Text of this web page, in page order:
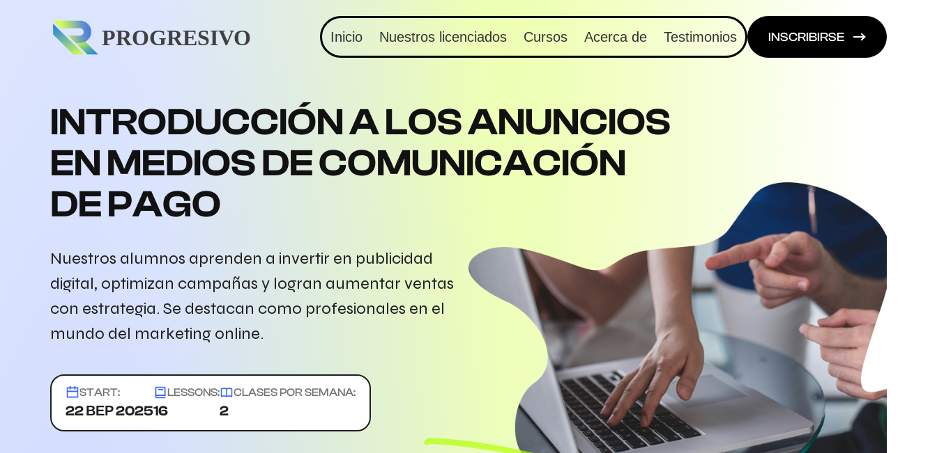
Inicio Nuestros licenciados Cursos Acerca de Testimonios INSCRIBIRSE
INTRODUCCIÓN A LOS ANUNCIOS
EN MEDIOS DE COMUNICACIÓN
DE PAGO
Nuestros alumnos aprenden a invertir en publicidad
digital, optimizan campañas y logran aumentar ventas
con estrategia. Se destacan como profesionales en el
mundo del marketing online.
START:
22 ВЕР 2025
LESSONS:
16
CLASES POR SEMANA:
2